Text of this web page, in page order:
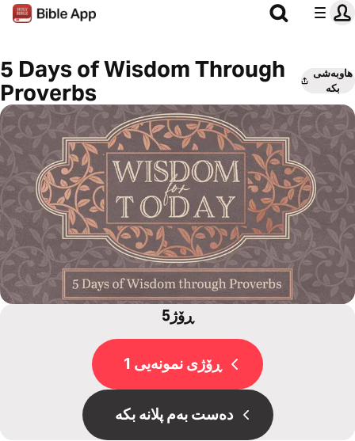
5 Days of Wisdom Through
Proverbs
هاوبەشی
بکە
5ڕۆژ
ڕۆژی نمونەیی 1
دەست بەم پلانە بکە